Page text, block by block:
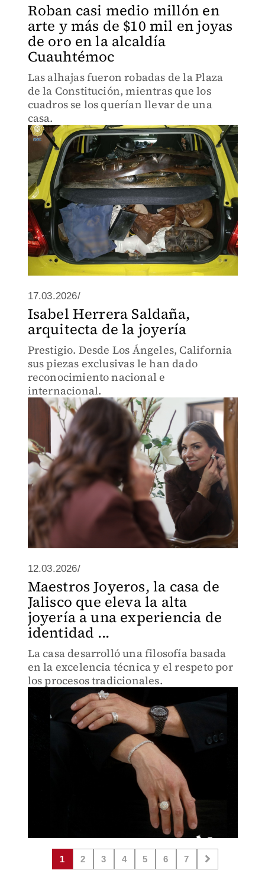
Roban casi medio millón en
arte y más de $10 mil en joyas
de oro en la alcaldía
Cuauhtémoc
Las alhajas fueron robadas de la Plaza
de la Constitución, mientras que los
cuadros se los querían llevar de una
casa.
17.03.2026/
Isabel Herrera Saldaña,
arquitecta de la joyería
Prestigio. Desde Los Ángeles, California
sus piezas exclusivas le han dado
reconocimiento nacional e
internacional.
12.03.2026/
Maestros Joyeros, la casa de
Jalisco que eleva la alta
joyería a una experiencia de
identidad ...
La casa desarrolló una filosofía basada
en la excelencia técnica y el respeto por
los procesos tradicionales.
1 2 3 4 5 6 7